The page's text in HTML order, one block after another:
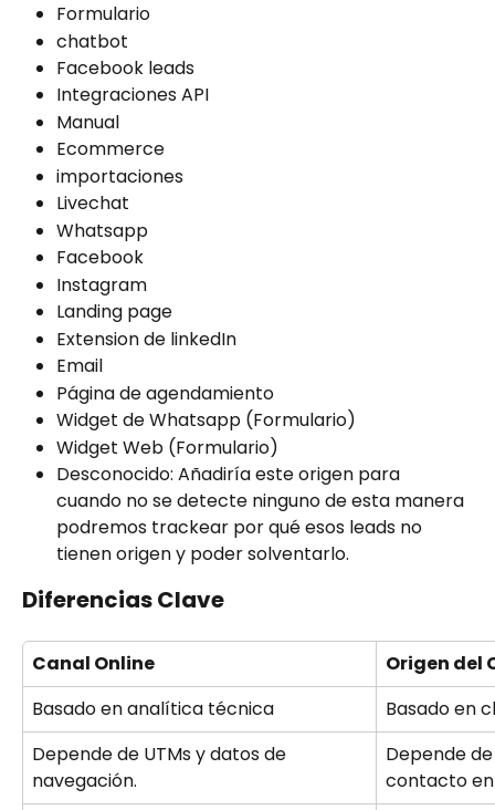
Formulario
chatbot
Facebook leads
Integraciones API
Manual
Ecommerce
importaciones
Livechat
Whatsapp
Facebook
Instagram
Landing page
Extension de linkedIn
Email
Página de agendamiento
Widget de Whatsapp (Formulario)
Widget Web (Formulario)
Desconocido: Añadiría este origen para
cuando no se detecte ninguno de esta manera
podremos trackear por qué esos leads no
tienen origen y poder solventarlo.
Diferencias Clave
Canal Online
Origen del
Basado en analítica técnica
Basado en
Depende de UTMs y datos de
navegación.
Depende
contacto